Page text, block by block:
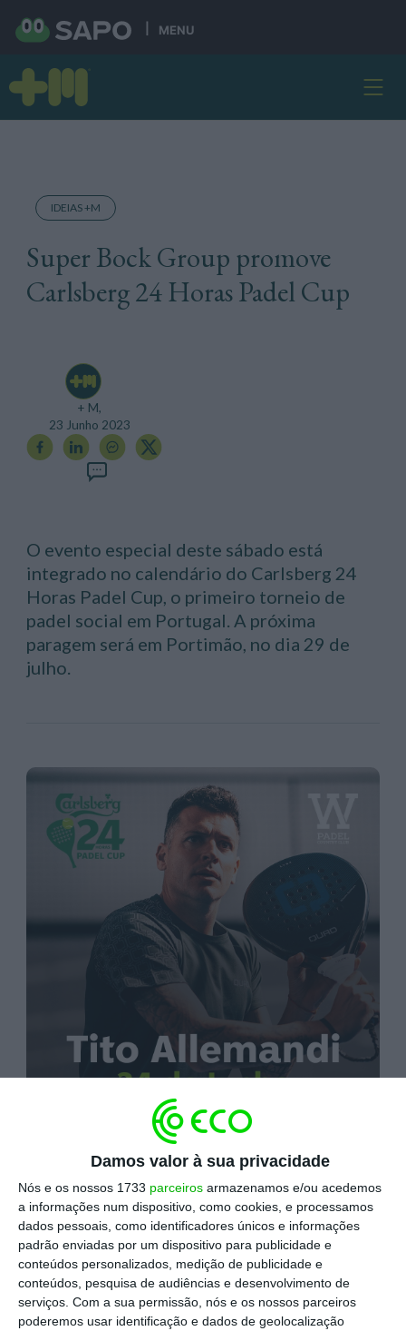
Damos valor à sua privacidade
Nós e os nossos 1733 parceiros armazenamos e/ou acedemos
a informações num dispositivo, como cookies, e processamos
dados pessoais, como identificadores únicos e informações
padrão enviadas por um dispositivo para publicidade e
conteúdos personalizados, medição de publicidade e
conteúdos, pesquisa de audiências e desenvolvimento de
serviços. Com a sua permissão, nós e os nossos parceiros
poderemos usar identificação e dados de geolocalização
MENU
IDEIAS +M
Super Bock Group promove
Carlsberg 24 Horas Padel Cup
+ M,
23 Junho 2023
O evento especial deste sábado está
integrado no calendário do Carlsberg 24
Horas Padel Cup, o primeiro torneio de
padel social em Portugal. A próxima
paragem será em Portimão, no dia 29 de
julho.
Jogos de padel, música, street foodelifestyle
mistura, num evento gratuito e aberto à
população. É esta a proposta da Super Bock
Group, que vai organizar este sábado, no W Padel
Country Club, em Monsanto, Lisboa, o Carlsberg
24 Horas Padel Cup.